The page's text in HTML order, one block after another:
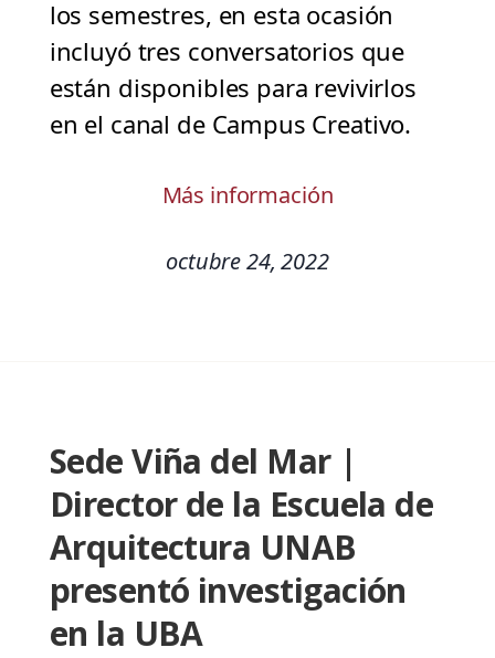
los semestres, en esta ocasión
incluyó tres conversatorios que
están disponibles para revivirlos
en el canal de Campus Creativo.
Más información
octubre 24, 2022
Sede Viña del Mar |
Director de la Escuela de
Arquitectura UNAB
presentó investigación
en la UBA